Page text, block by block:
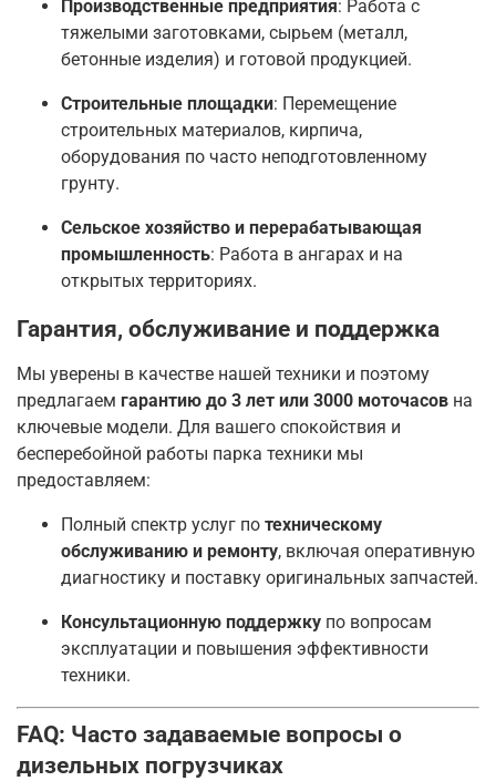
Производственные предприятия: Работа с
тяжелыми заготовками, сырьем (металл,
бетонные изделия) и готовой продукцией.
Строительные площадки: Перемещение
строительных материалов, кирпича,
оборудования по часто неподготовленному
грунту.
Сельское хозяйство и перерабатывающая
промышленность: Работа в ангарах и на
открытых территориях.
Гарантия, обслуживание и поддержка
Мы уверены в качестве нашей техники и поэтому
предлагаем гарантию до 3 лет или 3000 моточасов на
ключевые модели. Для вашего спокойствия и
бесперебойной работы парка техники мы
предоставляем:
Полный спектр услуг по техническому
обслуживанию и ремонту, включая оперативную
диагностику и поставку оригинальных запчастей.
Консультационную поддержку по вопросам
эксплуатации и повышения эффективности
техники.
FAQ: Часто задаваемые вопросы о
дизельных погрузчиках